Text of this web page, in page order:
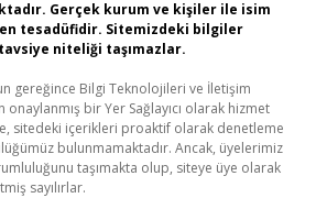
Gerçek kurum ve kişiler ile isim
tesadüfidir. Sitemizdeki bilgiler
niteliği taşımazlar.
gereğince Bilgi Teknolojileri ve İletişim
onaylanmış bir Yer Sağlayıcı olarak hizmet
sitedeki içerikleri proaktif olarak denetleme
bulunmamaktadır. Ancak, üyelerimiz
taşımakta olup, siteye üye olarak
sayılırlar.